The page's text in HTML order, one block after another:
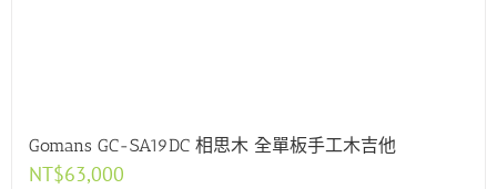
Gomans GC-SA19DC 相思木 全單板手工木吉他
NT$63,000